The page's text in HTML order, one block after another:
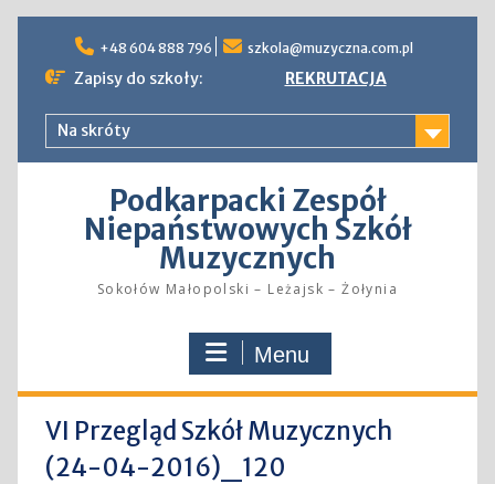
content
+48 604 888 796 szkola@muzyczna.com.pl
Zapisy do szkoły: REKRUTACJA
Na skróty
Podkarpacki Zespół
Niepaństwowych Szkół
Muzycznych
Sokołów Małopolski – Leżajsk – Żołynia
Menu
VI Przegląd Szkół Muzycznych
(24-04-2016)_120